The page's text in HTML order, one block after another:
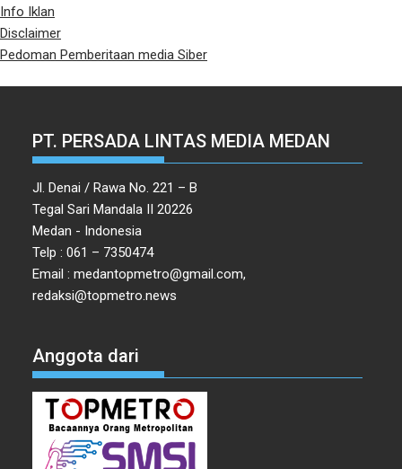
Info Iklan
Disclaimer
Pedoman Pemberitaan media Siber
PT. PERSADA LINTAS MEDIA MEDAN
Jl. Denai / Rawa No. 221 – B
Tegal Sari Mandala II 20226
Medan - Indonesia
Telp : 061 – 7350474
Email : medantopmetro@gmail.com,
redaksi@topmetro.news
Anggota dari